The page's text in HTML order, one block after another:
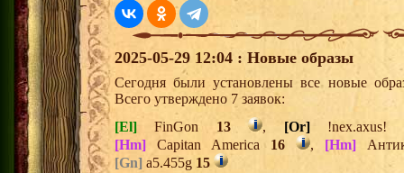
2025-05-29 12:04 : Новые образы
Сегодня были установлены все новые
Всего утверждено 7 заявок:
[El] FinGon 13 , [Or]!nex.axus!
[Hm] Capitan America 16 , [Hm]
[Gn] a5.455g 15